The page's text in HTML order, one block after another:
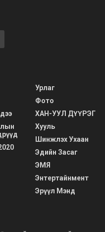
Урлаг
Фото
ХАН-УУЛ ДҮҮРЭГ
Хууль
Шинжлэх Ухаан
Эдийн Засаг
ЭМЯ
Энтертайнмент
Эрүүл Мэнд